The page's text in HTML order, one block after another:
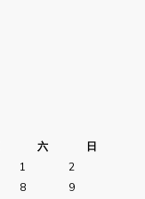
六
日
1
2
8
9